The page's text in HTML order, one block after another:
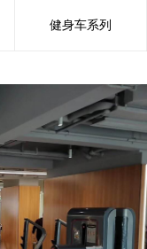
健身车系列